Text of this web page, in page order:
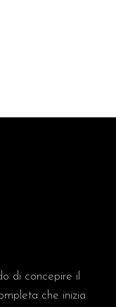
di concepire il
che inizia